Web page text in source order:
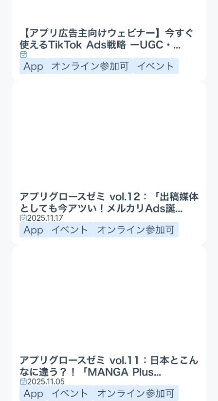
【アプリ広告主向けウェビナー】今すぐ
使えるTikTok Ads戦略 ーUGC・...
App オンライン参加可 イベント
アプリグロースゼミ vol.12：「出稿媒体
としても今アツい！メルカリAds誕...
2025.11.17
App イベント オンライン参加可
アプリグロースゼミ vol.11：日本とこん
なに違う？！「MANGA Plus...
2025.11.05
App イベント オンライン参加可